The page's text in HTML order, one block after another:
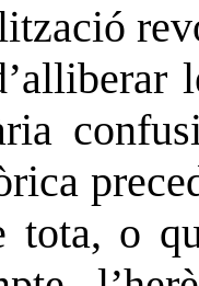
tota, o